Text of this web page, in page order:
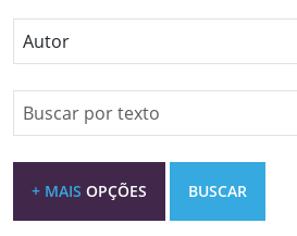
Selecione um autor
Especifique um texto
+ MAIS OPÇÕES BUSCAR